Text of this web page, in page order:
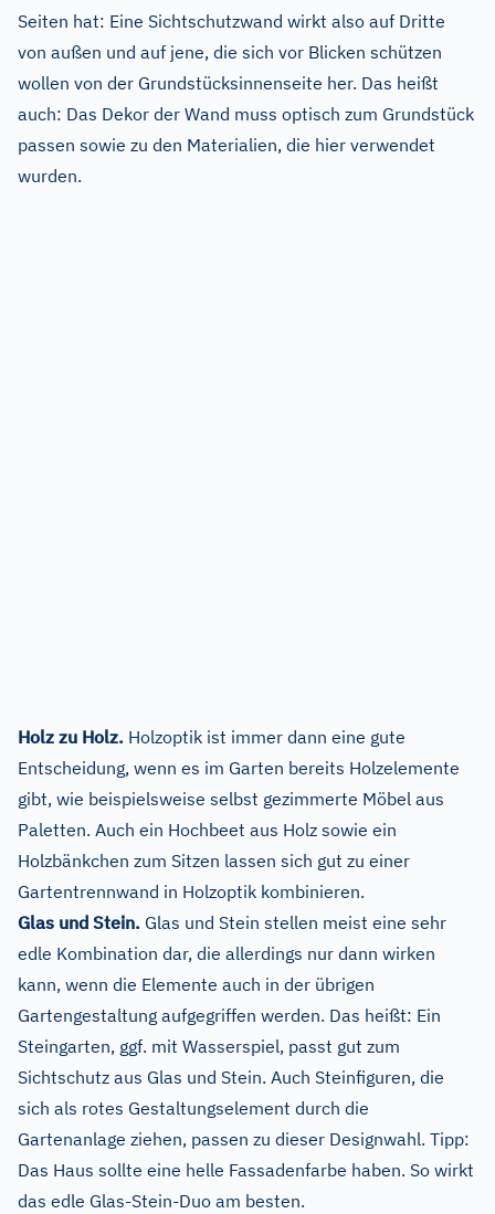
Seiten hat: Eine Sichtschutzwand wirkt also auf Dritte
von außen und auf jene, die sich vor Blicken schützen
wollen von der Grundstücksinnenseite her. Das heißt
auch: Das Dekor der Wand muss optisch zum Grundstück
passen sowie zu den Materialien, die hier verwendet
wurden.
Holz zu Holz. Holzoptik ist immer dann eine gute
Entscheidung, wenn es im Garten bereits Holzelemente
gibt, wie beispielsweise selbst gezimmerte Möbel aus
Paletten. Auch ein Hochbeet aus Holz sowie ein
Holzbänkchen zum Sitzen lassen sich gut zu einer
Gartentrennwand in Holzoptik kombinieren.
Glas und Stein. Glas und Stein stellen meist eine sehr
edle Kombination dar, die allerdings nur dann wirken
kann, wenn die Elemente auch in der übrigen
Gartengestaltung aufgegriffen werden. Das heißt: Ein
Steingarten, ggf. mit Wasserspiel, passt gut zum
Sichtschutz aus Glas und Stein. Auch Steinfiguren, die
sich als rotes Gestaltungselement durch die
Gartenanlage ziehen, passen zu dieser Designwahl. Tipp:
Das Haus sollte eine helle Fassadenfarbe haben. So wirkt
das edle Glas-Stein-Duo am besten.